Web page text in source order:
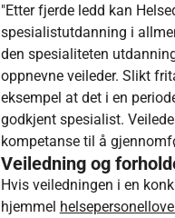
"Etter fjerde ledd kan
spesialistutdanning i
den spesialiteten
oppnevne veileder. Slikt
eksempel at det i en
godkjent spesialist.
kompetanse til å
Veiledning og
Hvis veiledningen i en
hjemmel